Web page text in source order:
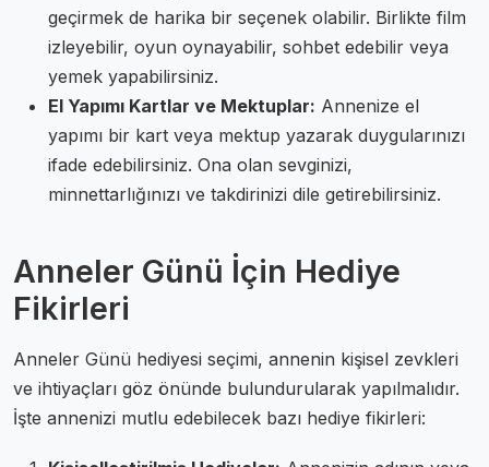
geçirmek de harika bir seçenek olabilir. Birlikte film
izleyebilir, oyun oynayabilir, sohbet edebilir veya
yemek yapabilirsiniz.
El Yapımı Kartlar ve Mektuplar: Annenize el
yapımı bir kart veya mektup yazarak duygularınızı
ifade edebilirsiniz. Ona olan sevginizi,
minnettarlığınızı ve takdirinizi dile getirebilirsiniz.
Anneler Günü İçin Hediye
Fikirleri
Anneler Günü hediyesi seçimi, annenin kişisel zevkleri
ve ihtiyaçları göz önünde bulundurularak yapılmalıdır.
İşte annenizi mutlu edebilecek bazı hediye fikirleri: